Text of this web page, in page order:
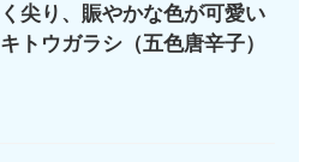
尖り、賑やかな色が可愛い
トウガラシ（五色唐辛子）